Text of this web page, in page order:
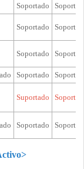
Soportado
Soportado
Soportado
Soportado
Suportado
Soportado